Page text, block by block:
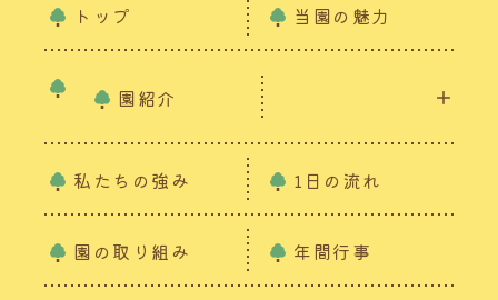
トップ 当園の魅力
園紹介
私たちの強み 1日の流れ
園の取り組み 年間行事